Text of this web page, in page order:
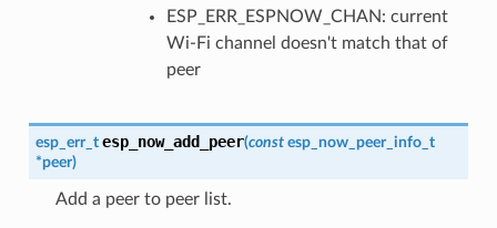
ESP_ERR_ESPNOW_CHAN: current
Wi-Fi channel doesn't match that of
peer
esp_err_t esp_now_add_peer(const esp_now_peer_info_t
*peer)
Add a peer to peer list.